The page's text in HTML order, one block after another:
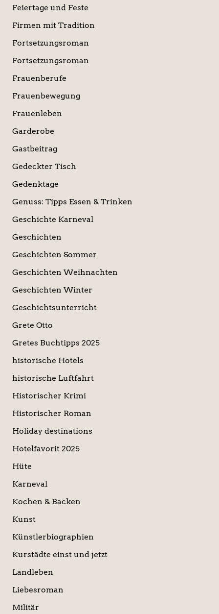
Feiertage und Feste
Firmen mit Tradition
Fortsetzungsroman
Fortsetzungsroman
Frauenberufe
Frauenbewegung
Frauenleben
Garderobe
Gastbeitrag
Gedeckter Tisch
Gedenktage
Genuss: Tipps Essen & Trinken
Geschichte Karneval
Geschichten
Geschichten Sommer
Geschichten Weihnachten
Geschichten Winter
Geschichtsunterricht
Grete Otto
Gretes Buchtipps 2025
historische Hotels
historische Luftfahrt
Historischer Krimi
Historischer Roman
Holiday destinations
Hotelfavorit 2025
Hüte
Karneval
Kochen & Backen
Kunst
Künstlerbiographien
Kurstädte einst und jetzt
Landleben
Liebesroman
Militär